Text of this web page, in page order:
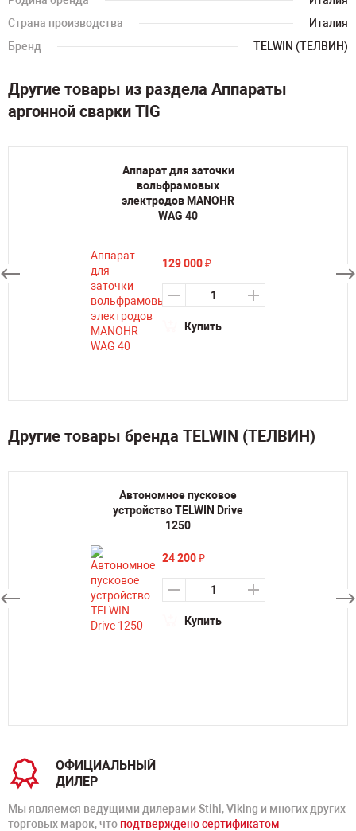
Страна производства
Италия
Бренд
TELWIN (ТЕЛВИН)
Другие товары из раздела Аппараты
аргонной сварки TIG
Аппарат для заточки
вольфрамовых
электродов MANOHR
WAG 40
129 000₽
Купить
Другие товары бренда TELWIN (ТЕЛВИН)
Автономное пусковое
устройство TELWIN Drive
1250
24 200₽
Купить
ОФИЦИАЛЬНЫЙ
ДИЛЕР
Мы являемся ведущими дилерами Stihl, Viking и многих других
торговых марок, что подтверждено сертификатом